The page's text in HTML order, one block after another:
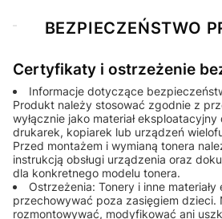
BEZPIECZEŃSTWO
Certyfikaty i ostrzeżenie
Informacje dotyczące
Produkt należy stosować zgodnie z
wyłącznie jako materiał
drukarek, kopiarek lub urządzeń
Przed montażem i wymianą tonera
instrukcją obsługi urządzenia oraz
dla konkretnego modelu tonera.
Ostrzeżenia: Tonery i inne
przechowywać poza zasięgiem dzieci.
rozmontowywać, modyfikować ani